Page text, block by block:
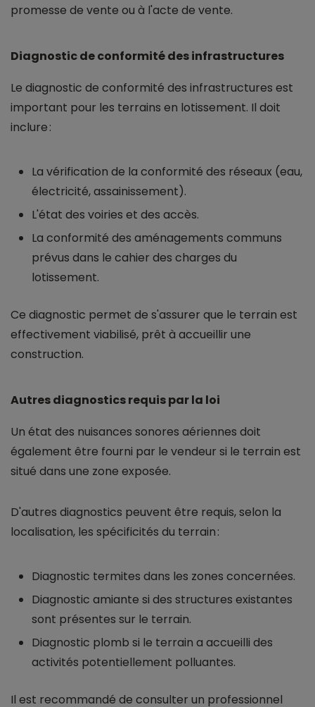
promesse de vente ou à l'acte de vente.
Diagnostic de conformité des infrastructures
Le diagnostic de conformité des infrastructures est
important pour les terrains en lotissement. Il doit
inclure :
La vérification de la conformité des réseaux (eau,
électricité, assainissement).
L'état des voiries et des accès.
La conformité des aménagements communs
prévus dans le cahier des charges du
lotissement.
Ce diagnostic permet de s'assurer que le terrain est
effectivement viabilisé, prêt à accueillir une
construction.
Autres diagnostics requis par la loi
Un état des nuisances sonores aériennes doit
également être fourni par le vendeur si le terrain est
situé dans une zone exposée.
D'autres diagnostics peuvent être requis, selon la
localisation, les spécificités du terrain :
Diagnostic termites dans les zones concernées.
Diagnostic amiante si des structures existantes
sont présentes sur le terrain.
Diagnostic plomb si le terrain a accueilli des
activités potentiellement polluantes.
Il est recommandé de consulter un professionnel